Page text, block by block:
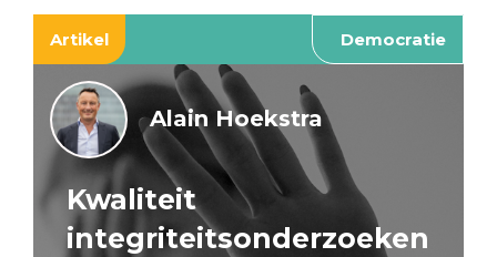
Artikel Democratie
Alain Hoekstra
Kwaliteit
integriteitsonderzoeken